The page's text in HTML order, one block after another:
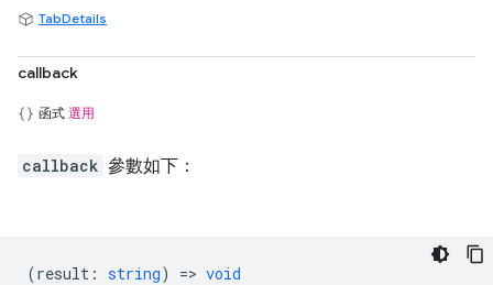
TabDetails
callback
函式 選用
callback 參數如下：
(result : string) => void